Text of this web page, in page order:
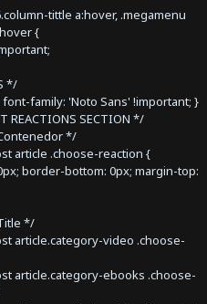
tittle a:hover, .megamenu
{
*/
font-family: 'Noto Sans' !important; }
REACTIONS SECTION */
*/
article .choose-reaction {
border-bottom: 0px; margin-top:
*/
article.category-video .choose-
article.category-ebooks .choose-